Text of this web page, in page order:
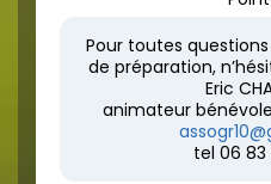
Pour toutes
de préparation,
Eric
animateur
tel 06 83